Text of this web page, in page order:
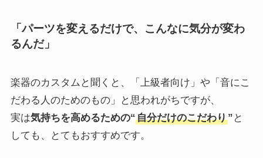
「パーツを変えるだけで、こんなに気分が変わ
るんだ」
楽器のカスタムと聞くと、「上級者向け」や「音にこ
だわる人のためのもの」と思われがちですが、
実は気持ちを高めるための“自分だけのこだわり” と
しても、とてもおすすめです。